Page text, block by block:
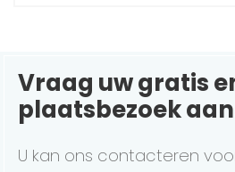
Vraag uw gratis
plaatsbezoek
U kan ons contacteren